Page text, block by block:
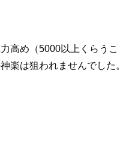
高め（5000以上くらうこ
楽は狙われませんでした。